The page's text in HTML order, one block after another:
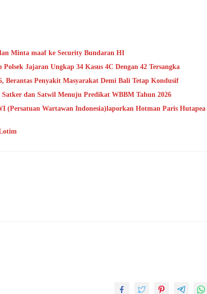
Minta maaf ke Security Bundaran HI
Jajaran Ungkap 34 Kasus 4C Dengan 42 Tersangka
Berantas Penyakit Masyarakat Demi Bali Tetap Kondusif
dan Satwil Menuju Predikat WBBM Tahun 2026
(Persatuan Wartawan Indonesia)laporkan Hotman Paris Hutapea